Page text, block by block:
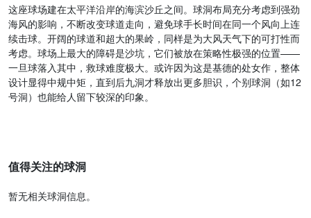
这座球场建在太平洋沿岸的海滨沙丘之间。球洞布局充分考虑到强劲
海风的影响，不断改变球道走向，避免球手长时间在同一个风向上连
续击球。开阔的球道和超大的果岭，同样是为大风天气下的可打性而
考虑。球场上最大的障碍是沙坑，它们被放在策略性极强的位置——
一旦球落入其中，救球难度极大。或许因为这是基德的处女作，整体
设计显得中规中矩，直到后九洞才释放出更多胆识，个别球洞（如12
号洞）也能给人留下较深的印象。
值得关注的球洞
暂无相关球洞信息。